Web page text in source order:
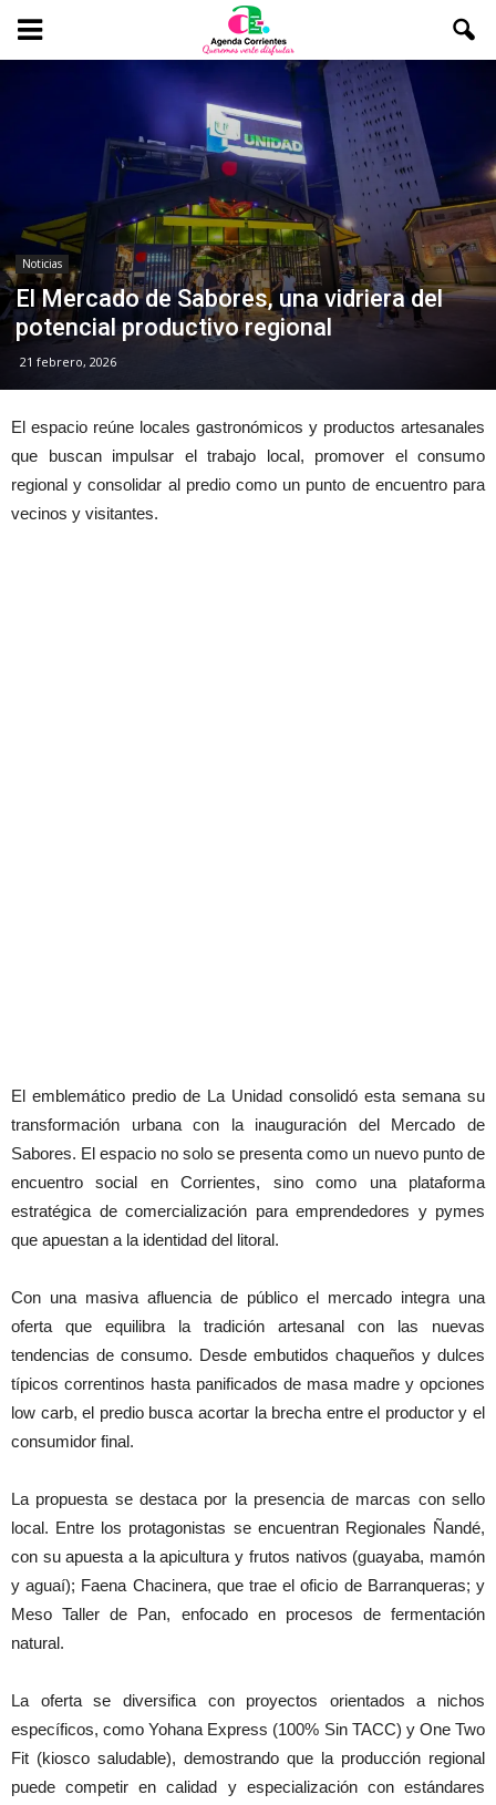
Noticias
El Mercado de Sabores, una vidriera del
potencial productivo regional
21 febrero, 2026
El espacio reúne locales gastronómicos y productos artesanales
que buscan impulsar el trabajo local, promover el consumo
regional y consolidar al predio como un punto de encuentro para
vecinos y visitantes.
El emblemático predio de La Unidad consolidó esta semana su
transformación urbana con la inauguración del Mercado de
Sabores. El espacio no solo se presenta como un nuevo punto de
encuentro social en Corrientes, sino como una plataforma
estratégica de comercialización para emprendedores y pymes
que apuestan a la identidad del litoral.
Con una masiva afluencia de público el mercado integra una
oferta que equilibra la tradición artesanal con las nuevas
tendencias de consumo. Desde embutidos chaqueños y dulces
típicos correntinos hasta panificados de masa madre y opciones
low carb, el predio busca acortar la brecha entre el productor y el
consumidor final.
La propuesta se destaca por la presencia de marcas con sello
local. Entre los protagonistas se encuentran Regionales Ñandé,
con su apuesta a la apicultura y frutos nativos (guayaba, mamón
y aguaí); Faena Chacinera, que trae el oficio de Barranqueras; y
Meso Taller de Pan, enfocado en procesos de fermentación
natural.
La oferta se diversifica con proyectos orientados a nichos
específicos, como Yohana Express (100% Sin TACC) y One Two
Fit (kiosco saludable), demostrando que la producción regional
puede competir en calidad y especialización con estándares